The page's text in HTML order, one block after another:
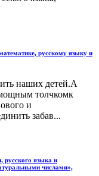
русскому языку и
наших детей.А
мощным толчкомк
и
забав...
русского языка и
числами»,